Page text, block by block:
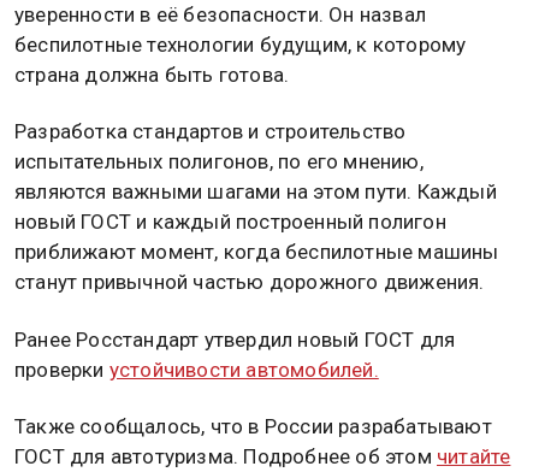
уверенности в её безопасности. Он назвал
беспилотные технологии будущим, к которому
страна должна быть готова.
Разработка стандартов и строительство
испытательных полигонов, по его мнению,
являются важными шагами на этом пути. Каждый
новый ГОСТ и каждый построенный полигон
приближают момент, когда беспилотные машины
станут привычной частью дорожного движения.
Ранее Росстандарт утвердил новый ГОСТ для
проверки устойчивости автомобилей.
Также сообщалось, что в России разрабатывают
ГОСТ для автотуризма. Подробнее об этом читайте